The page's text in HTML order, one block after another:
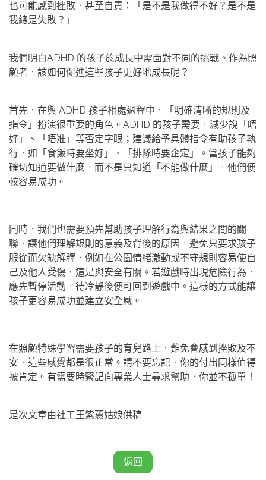
也可能感到挫敗，甚至自責：「是不是我做得不好？是不是
我總是失敗？」
我們明白ADHD 的孩子於成長中需面對不同的挑戰。作為照
顧者，該如何促進這些孩子更好地成長呢？
首先，在與 ADHD 孩子相處過程中，「明確清晰的規則及
指令」扮演很重要的角色。ADHD 的孩子需要，減少說「唔
好」、「唔准」等否定字眼；建議給予具體指令有助孩子執
行，如「食飯時要坐好」、「排隊時要企定」。當孩子能夠
確切知道要做什麼，而不是只知道「不能做什麼」，他們便
較容易成功。
同時，我們也需要預先幫助孩子理解行為與結果之間的關
聯，讓他們理解規則的意義及背後的原因，避免只要求孩子
服從而欠缺解釋，例如在公園情緒激動或不守規則容易使自
己及他人受傷，這是與安全有關。若遊戲時出現危險行為，
應先暫停活動，待冷靜後便可回到遊戲中。這樣的方式能讓
孩子更容易成功並建立安全感。
在照顧特殊學習需要孩子的育兒路上，難免會感到挫敗及不
安，這些感覺都是很正常。請不要忘記，你的付出同樣值得
被肯定。有需要時緊記向專業人士尋求幫助，你並不孤單！
是次文章由社工王紫蕙姑娘供稿
返回